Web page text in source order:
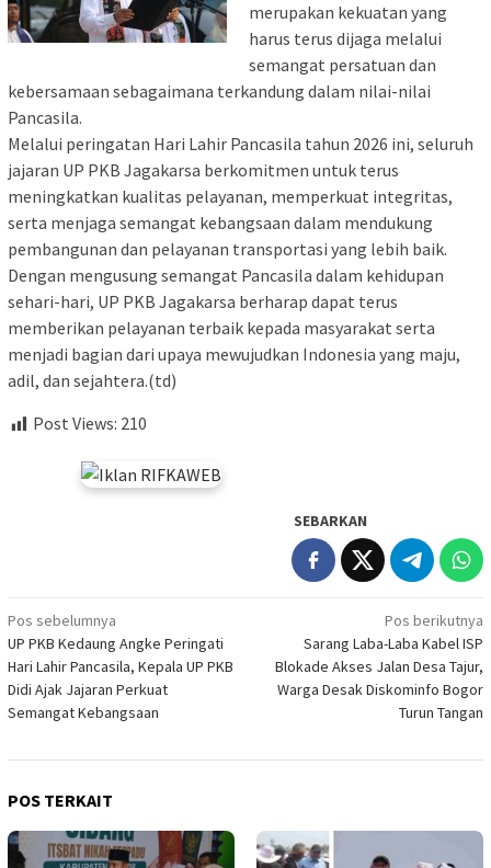
merupakan kekuatan yang
harus terus dijaga melalui
semangat persatuan dan
kebersamaan sebagaimana terkandung dalam nilai-nilai
Pancasila.
Melalui peringatan Hari Lahir Pancasila tahun 2026 ini, seluruh
jajaran UP PKB Jagakarsa berkomitmen untuk terus
meningkatkan kualitas pelayanan, memperkuat integritas,
serta menjaga semangat kebangsaan dalam mendukung
pembangunan dan pelayanan transportasi yang lebih baik.
Dengan mengusung semangat Pancasila dalam kehidupan
sehari-hari, UP PKB Jagakarsa berharap dapat terus
memberikan pelayanan terbaik kepada masyarakat serta
menjadi bagian dari upaya mewujudkan Indonesia yang maju,
adil, dan sejahtera.(td)
Post Views: 210
SEBARKAN
Navigasi
pos
Pos sebelumnya
UP PKB Kedaung Angke Peringati
Hari Lahir Pancasila, Kepala UP PKB
Didi Ajak Jajaran Perkuat
Semangat Kebangsaan
Pos berikutnya
Sarang Laba-Laba Kabel ISP
Blokade Akses Jalan Desa Tajur,
Warga Desak Diskominfo Bogor
Turun Tangan
POS TERKAIT